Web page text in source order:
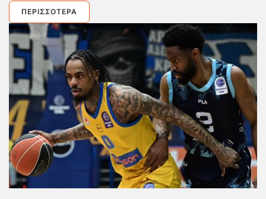
ΠΕΡΙΣΣΌΤΕΡΑ